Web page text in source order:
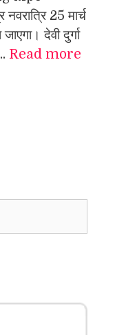
25 मार्च
देवी दुर्गा
Read more